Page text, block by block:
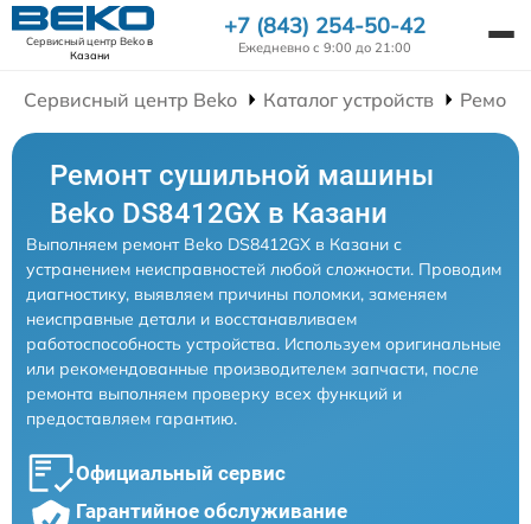
Сервисный центр Bekoв
Казани
+7 (843) 254-50-42
Ежедневно с 9:00 до 21:00
Сервисный центр Beko Каталог устройств
Ремонт сушильной машины
Beko DS8412GX в Казани
Выполняем ремонт Beko DS8412GX в Казани с
устранением неисправностей любой сложности. Проводим
диагностику, выявляем причины поломки, заменяем
неисправные детали и восстанавливаем
работоспособность устройства. Используем оригинальные
или рекомендованные производителем запчасти, после
ремонта выполняем проверку всех функций и
предоставляем гарантию.
Официальный сервис
Гарантийное обслуживание